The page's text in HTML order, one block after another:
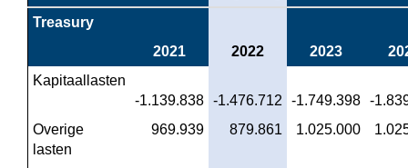
Treasury
2021
2022 2023
Kapitaallasten
-1.139.838 -1.476.712 -1.749.398 -
Overige
lasten
969.939 879.861 1.025.000